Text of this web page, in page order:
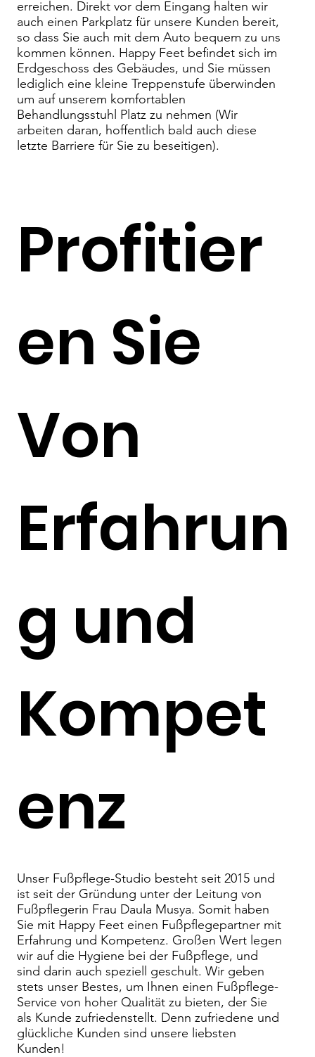
erreichen. Direkt vor dem Eingang halten wir
auch einen Parkplatz für unsere Kunden bereit,
so dass Sie auch mit dem Auto bequem zu uns
kommen können. Happy Feet befindet sich im
Erdgeschoss des Gebäudes, und Sie müssen
lediglich eine kleine Treppenstufe überwinden
um auf unserem komfortablen
Behandlungsstuhl Platz zu nehmen (Wir
arbeiten daran, hoffentlich bald auch diese
letzte Barriere für Sie zu beseitigen).
Unser Fußpflege-Studio besteht seit 2015 und
ist seit der Gründung unter der Leitung von
Fußpflegerin Frau Daula Musya. Somit haben
Sie mit Happy Feet einen Fußpflegepartner mit
Erfahrung und Kompetenz. Großen Wert legen
wir auf die Hygiene bei der Fußpflege, und
sind darin auch speziell geschult. Wir geben
stets unser Bestes, um Ihnen einen Fußpflege-
Service von hoher Qualität zu bieten, der Sie
als Kunde zufriedenstellt. Denn zufriedene und
glückliche Kunden sind unsere liebsten
Kunden!
Profitier
en Sie
Von
Erfahrun
g und
Kompet
enz